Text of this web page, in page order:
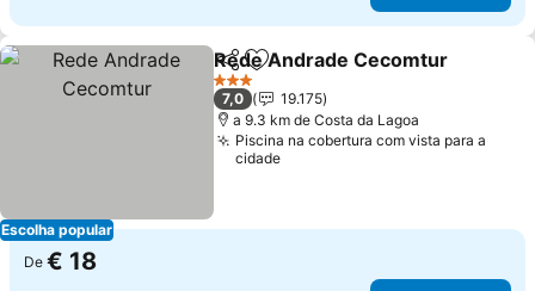
Escolha popular
PartilharAdicionar aos favoritos
Rede Andrade Cecomtur
3 Estrelas
7,0
19.175
a 9.3 km de Costa da Lagoa
Piscina na cobertura com vista para a
cidade
De € 18